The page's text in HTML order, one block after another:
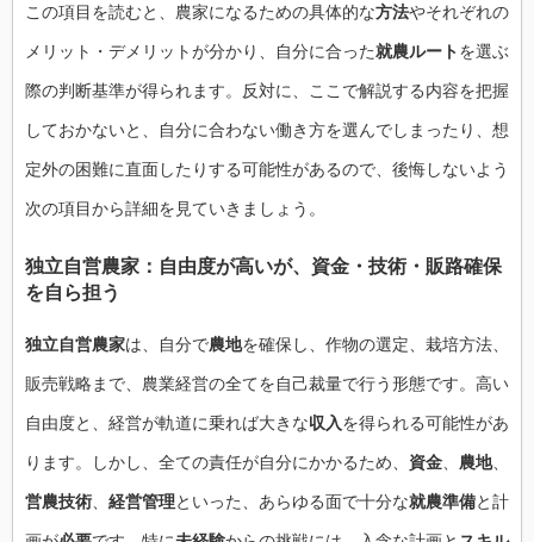
この項目を読むと、農家になるための具体的な方法やそれぞれの
メリット・デメリットが分かり、自分に合った就農ルートを選ぶ
際の判断基準が得られます。反対に、ここで解説する内容を把握
しておかないと、自分に合わない働き方を選んでしまったり、想
定外の困難に直面したりする可能性があるので、後悔しないよう
次の項目から詳細を見ていきましょう。
独立自営農家：自由度が高いが、資金・技術・販路確保
を自ら担う
独立自営農家は、自分で農地を確保し、作物の選定、栽培方法、
販売戦略まで、農業経営の全てを自己裁量で行う形態です。高い
自由度と、経営が軌道に乗れば大きな収入を得られる可能性があ
ります。しかし、全ての責任が自分にかかるため、 資金、 農地、
営農技術、 経営管理といった、あらゆる面で十分な就農準備と計